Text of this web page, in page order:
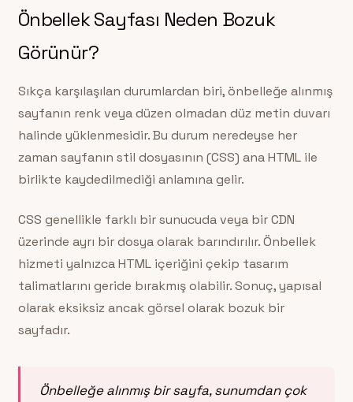
Önbellek Sayfası Neden Bozuk
Görünür?
Sıkça karşılaşılan durumlardan biri, önbelleğe alınmış
sayfanın renk veya düzen olmadan düz metin duvarı
halinde yüklenmesidir. Bu durum neredeyse her
zaman sayfanın stil dosyasının (CSS) ana HTML ile
birlikte kaydedilmediği anlamına gelir.
CSS genellikle farklı bir sunucuda veya bir CDN
üzerinde ayrı bir dosya olarak barındırılır. Önbellek
hizmeti yalnızca HTML içeriğini çekip tasarım
talimatlarını geride bırakmış olabilir. Sonuç, yapısal
olarak eksiksiz ancak görsel olarak bozuk bir
sayfadır.
Önbelleğe alınmış bir sayfa, sunumdan çok